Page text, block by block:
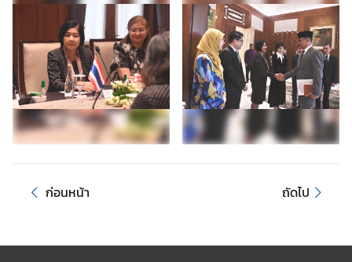
จ
B
u
s
i
ก่อนหน้า ถัดไป